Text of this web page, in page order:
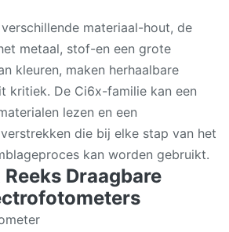
materiaal-hout, de
metaal, stof-en een grote
kleuren, maken herhaalbare
kritiek. De Ci6x-familie kan een
lezen en een
die bij elke stap van het
kan worden gebruikt.